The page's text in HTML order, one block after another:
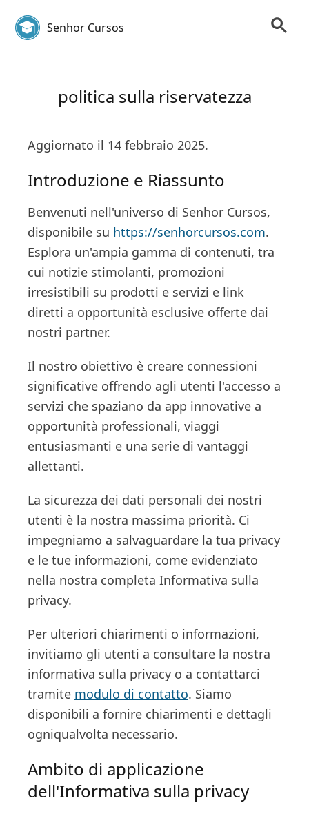
Senhor Cursos
politica sulla riservatezza
Aggiornato il 14 febbraio 2025.
Introduzione e Riassunto
Benvenuti nell'universo di Senhor Cursos,
disponibile su https://senhorcursos.com.
Esplora un'ampia gamma di contenuti, tra
cui notizie stimolanti, promozioni
irresistibili su prodotti e servizi e link
diretti a opportunità esclusive offerte dai
nostri partner.
Il nostro obiettivo è creare connessioni
significative offrendo agli utenti l'accesso a
servizi che spaziano da app innovative a
opportunità professionali, viaggi
entusiasmanti e una serie di vantaggi
allettanti.
La sicurezza dei dati personali dei nostri
utenti è la nostra massima priorità. Ci
impegniamo a salvaguardare la tua privacy
e le tue informazioni, come evidenziato
nella nostra completa Informativa sulla
privacy.
Per ulteriori chiarimenti o informazioni,
invitiamo gli utenti a consultare la nostra
informativa sulla privacy o a contattarci
tramite modulo di contatto. Siamo
disponibili a fornire chiarimenti e dettagli
ogniqualvolta necessario.
Ambito di applicazione
dell'Informativa sulla privacy